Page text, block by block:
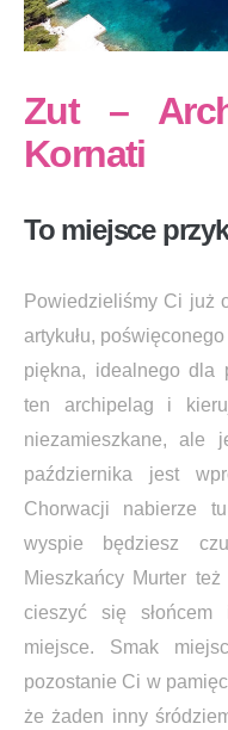
Zut –
Kornati
To miejsce
Powiedzieliśmy Ci już
artykułu,
piękna, idealnego dla
ten archipelag i
niezamieszkane, ale
października jest
Chorwacji nabierze
wyspie będziesz
Mieszkańcy Murter
cieszyć się
miejsce. Smak
pozostanie Ci w
że żaden inny